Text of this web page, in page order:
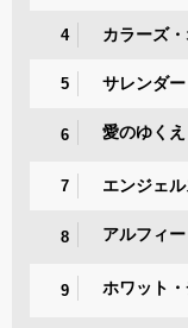
4 カラーズ
5 サレンダー
6 愛のゆくえ
7 エンジェ
8 アルフィー
9 ホワット